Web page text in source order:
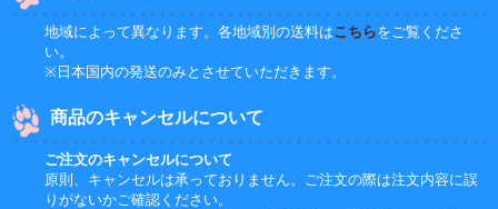
地域によって異なります。各地域別の送料はこちらをご覧くださ
い。
※日本国内の発送のみとさせていただきます。
商品のキャンセルについて
ご注文のキャンセルについて
原則、キャンセルは承っておりません。ご注文の際は注文内容に誤
りがないかご確認ください。